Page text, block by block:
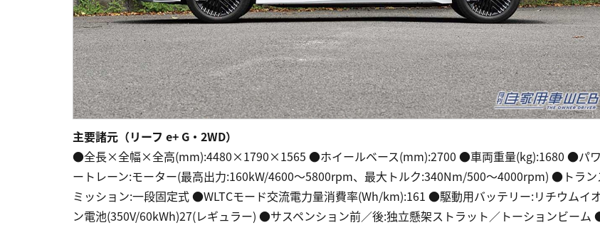
主要諸元（リーフ e+ G・2WD）
●全長×全幅×全高(mm):4480×1790×1565 ●ホイールベース(mm):2700 ●車両重量(kg):1680 ●パワ
ートレーン:モーター(最高出力:160kW/4600～5800rpm、最大トルク:340Nm/500～4000rpm) ●トラン
ミッション:一段固定式 ●WLTCモード交流電力量消費率(Wh/km):161 ●駆動用バッテリー:リチウムイ
ン電池(350V/60kWh)27(レギュラー) ●サスペンション前／後:独立懸架ストラット／トーションビーム